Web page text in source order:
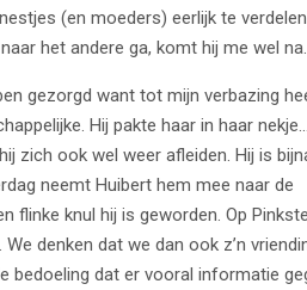
(en moeders) eerlijk te
het andere ga, komt hij me wel na.
gezorgd want tot mijn verbazing
Hij pakte haar in haar
zich ook wel weer afleiden. Hij is
neemt Huibert hem mee naar de
flinke knul hij is geworden. Op
denken dat we dan ook z’n
bedoeling dat er vooral informatie